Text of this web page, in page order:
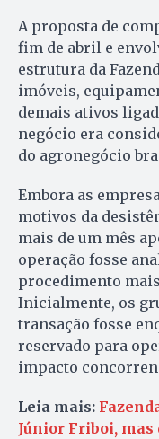
A proposta de
fim de abril e
estrutura da
imóveis,
demais ativos
negócio era
do agronegócio
Embora as
motivos da
mais de um mês
operação fosse
procedimento
Inicialmente, os
transação fosse
reservado para
impacto
Leia mais:
Júnior Friboi,